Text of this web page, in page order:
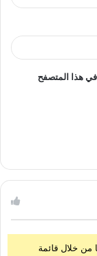
في هذا المتصفح
من خلال قائمة